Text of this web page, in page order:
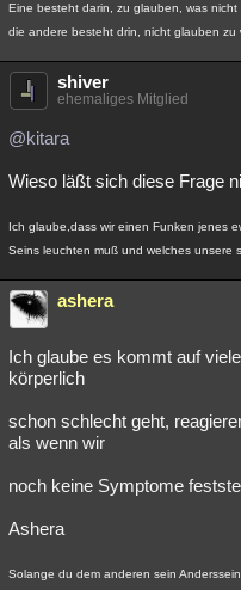
Eine besteht darin, zu glauben, was nicht
die andere besteht drin, nicht glauben zu
shiver
ehemaliges Mitglied
@kitara
Wieso läßt sich diese Frage
Ich glaube,dass wir einen Funken jenes
Seins leuchten muß und welches unsere
ashera
Ich glaube es kommt auf
körperlich
schon schlecht geht,
als wenn wir
noch keine Symptome
Ashera
Solange du dem anderen sein